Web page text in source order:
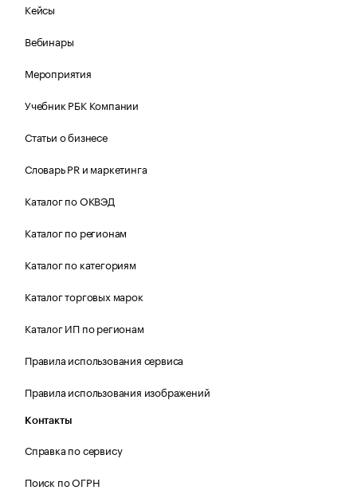
Кейсы
Вебинары
Мероприятия
Учебник РБК Компании
Статьи о бизнесе
Словарь PR и маркетинга
Каталог по ОКВЭД
Каталог по регионам
Каталог по категориям
Каталог торговых марок
Каталог ИП по регионам
Правила использования сервиса
Правила использования изображений
Контакты
Справка по сервису
Поиск по ОГРН